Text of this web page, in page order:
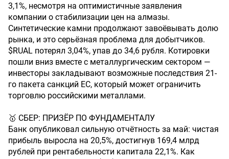
3,1%, несмотря на оптимистичные заявления
компании о стабилизации цен на алмазы.
Синтетические камни продолжают завоёвывать долю
рынка, и это серьёзная проблема для добытчиков.
$RUAL потерял 3,04%, упав до 34,6 рубля. Котировки
пошли вниз вместе с металлургическим сектором —
инвесторы закладывают возможные последствия 21-
го пакета санкций ЕС, который может ограничить
торговлю российскими металлами.
🥇 СБЕР: ПРИЗЁР ПО ФУНДАМЕНТАЛУ
Банк опубликовал сильную отчётность за май: чистая
прибыль выросла на 20,5%, достигнув 169,4 млрд
рублей при рентабельности капитала 22,1%. Как